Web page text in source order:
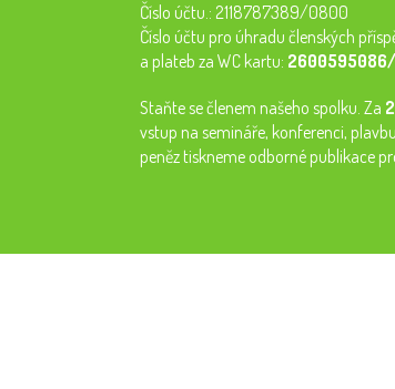
Číslo účtu.: 2118787389/0800
Číslo účtu pro úhradu členských
a plateb za WC kartu:
Staňte se členem našeho spolku. Za
vstup na semináře, konferenci,
peněz tiskneme odborné publikace